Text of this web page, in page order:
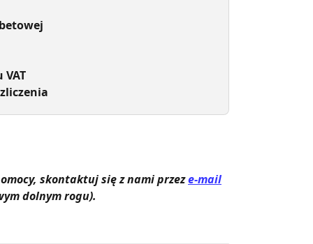
skontaktuj się z nami przez e-mail
dolnym rogu).